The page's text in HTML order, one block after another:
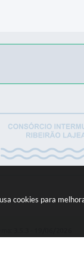
cookies para